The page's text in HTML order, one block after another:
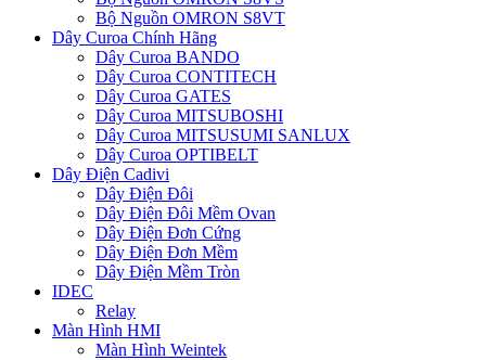
Bộ Nguồn OMRON S8VT
Dây Curoa Chính Hãng
Dây Curoa BANDO
Dây Curoa CONTITECH
Dây Curoa GATES
Dây Curoa MITSUBOSHI
Dây Curoa MITSUSUMI SANLUX
Dây Curoa OPTIBELT
Dây Điện Cadivi
Dây Điện Đôi
Dây Điện Đôi Mềm Ovan
Dây Điện Đơn Cứng
Dây Điện Đơn Mềm
Dây Điện Mềm Tròn
IDEC
Relay
Màn Hình HMI
Màn Hình Weintek